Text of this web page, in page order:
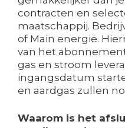
contracten en
maatschappij.
of Main energie.
van het
gas en stroom
ingangsdatum
en aardgas zullen
Waarom is het